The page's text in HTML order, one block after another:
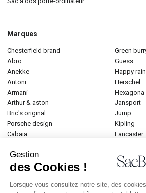
Marques
chesterfield brand
abro
anekke
antoni
armani
arthur & aston
bric's original
porsche design
cabaia
caramel et compagnie
desigual
eastpak
green
guess
happy rain
herschel
hexagona
jansport
jump
kipling
lancaster
le tanneur
mac alyster
Gestion
des Cookies !
Lorsque vous consultez notre site, des